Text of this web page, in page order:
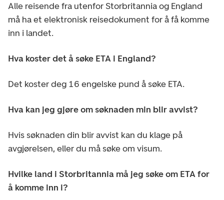
Alle reisende fra utenfor Storbritannia og England
må ha et elektronisk reisedokument for å få komme
inn i landet.
Hva koster det å søke ETA i England?
Det koster deg 16 engelske pund å søke ETA.
Hva kan jeg gjøre om søknaden min blir avvist?
Hvis søknaden din blir avvist kan du klage på
avgjørelsen, eller du må søke om visum.
Hvilke land i Storbritannia må jeg søke om ETA for
å komme inn i?